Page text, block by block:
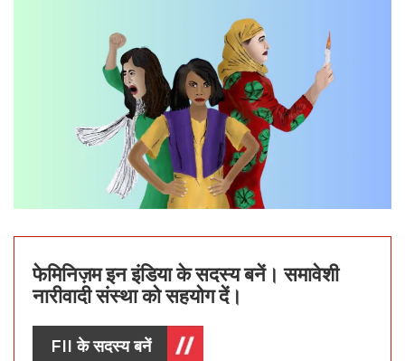
फेमिनिज़म इन इंडिया के सदस्य बनें। समावेशी
नारीवादी संस्था को सहयोग दें।
FII के सदस्य बनें